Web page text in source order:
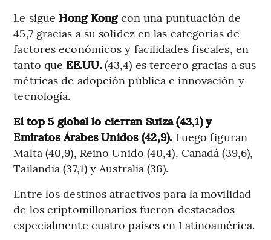
Le sigue Hong Kong con una puntuación de
45,7 gracias a su solidez en las categorías de
factores económicos y facilidades fiscales, en
tanto que EE.UU.(43,4) es tercero gracias a sus
métricas de adopción pública e innovación y
tecnología.
El top 5 global lo cierran Suiza (43,1) y
Emiratos Árabes Unidos (42,9). Luego figuran
Malta (40,9), Reino Unido (40,4), Canadá (39,6),
Tailandia (37,1) y Australia (36).
Entre los destinos atractivos para la movilidad
de los criptomillonarios fueron destacados
especialmente cuatro países en Latinoamérica.